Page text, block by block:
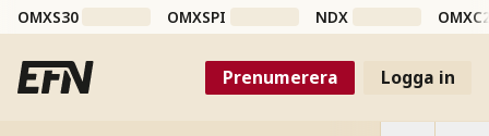
OMXS30 OMXSPI NDX
Prenumerera Logga in